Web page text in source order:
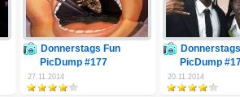
Donnerstags Fun
PicDump #177
27.11.2014
PicDump
20.11.2014